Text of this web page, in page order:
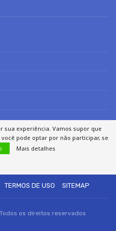
TERMOS DE USO SITEMAP
os direitos reservados
sua experiência. Vamos supor que
pode optar por não participar, se
Mais detalhes